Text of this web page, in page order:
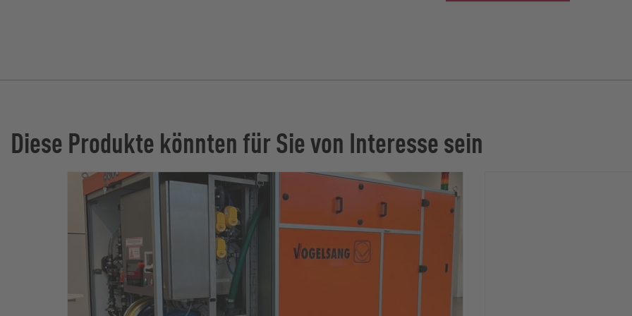
Diese Produkte könnten für Sie von Interesse sein